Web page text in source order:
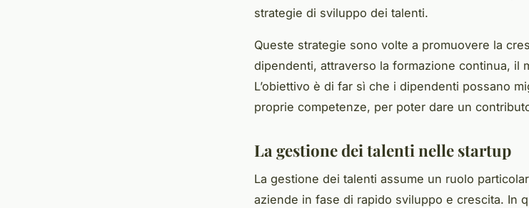
strategie di sviluppo dei talenti.
Queste strategie sono volte a promuovere la
dipendenti, attraverso la formazione continua, il
L’obiettivo è di far sì che i dipendenti possano
proprie competenze, per poter dare un
La gestione dei talenti nelle startup
La gestione dei talenti assume un ruolo
aziende in fase di rapido sviluppo e crescita. In